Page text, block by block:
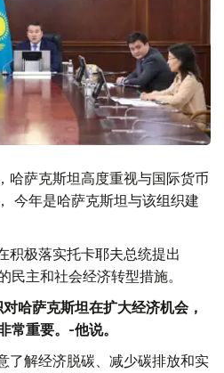
哈萨克斯坦高度重视与国际货币
今年是哈萨克斯坦与该组织建
积极落实托卡耶夫总统提出
民主和社会经济转型措施。
哈萨克斯坦在扩大经济机会，
常重要。-他说。
了解经济脱碳、减少碳排放和实